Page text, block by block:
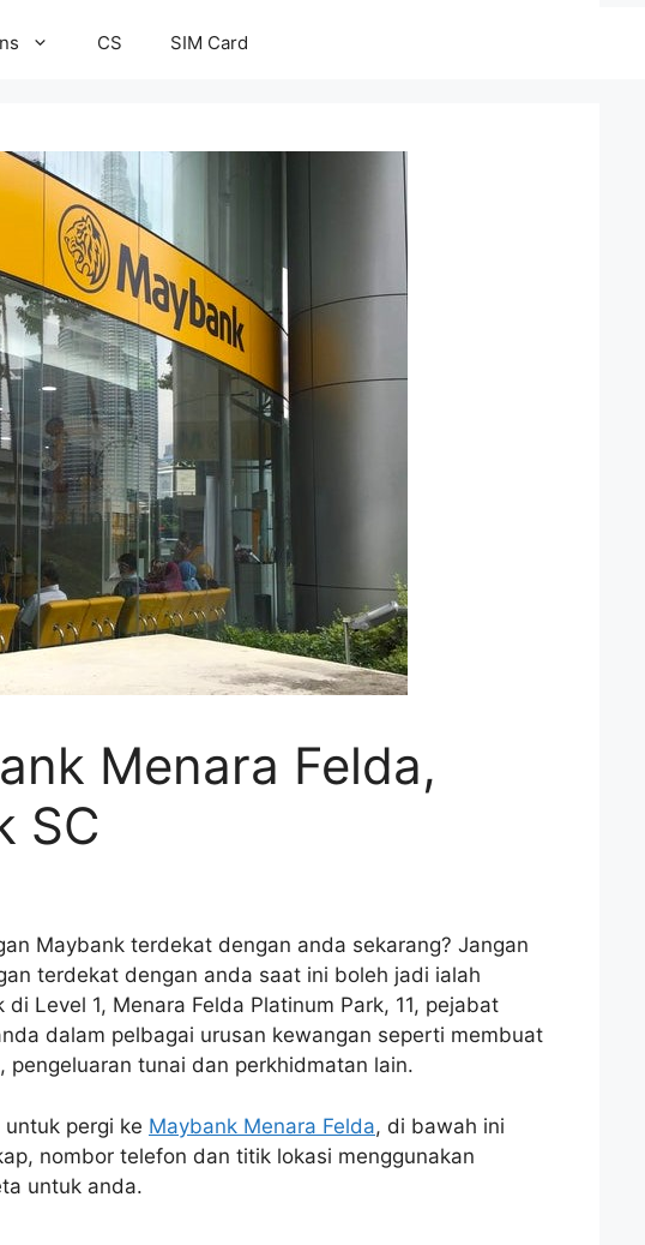
CS SIM Card
Menara Felda,
SC
Maybank terdekat dengan anda sekarang? Jangan
terdekat dengan anda saat ini boleh jadi ialah
Level 1, Menara Felda Platinum Park, 11, pejabat
dalam pelbagai urusan kewangan seperti membuat
tunai dan perkhidmatan lain.
pergi ke Maybank Menara Felda, di bawah ini
nombor telefon dan titik lokasi menggunakan
untuk anda.